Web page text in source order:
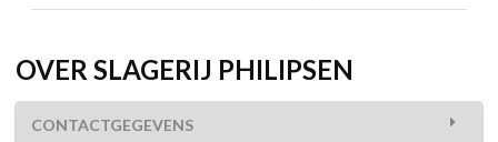
OVER SLAGERIJ PHILIPSEN
CONTACTGEGEVENS